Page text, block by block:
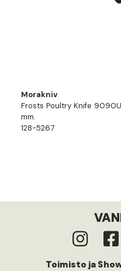
Morakniv
Frosts Poultry Knife
mm.
128-5267
Toimisto ja